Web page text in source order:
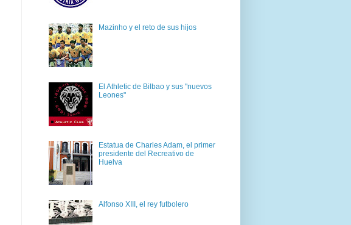
Mazinho y el reto de sus hijos
El Athletic de Bilbao y sus "nuevos
Leones"
Estatua de Charles Adam, el primer
presidente del Recreativo de
Huelva
Alfonso XIII, el rey futbolero